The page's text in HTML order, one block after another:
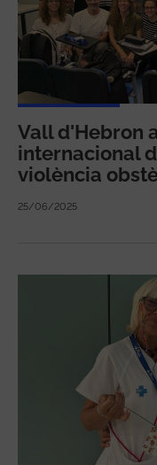
Vall d'Hebron
internacional
violència
25/06/2025